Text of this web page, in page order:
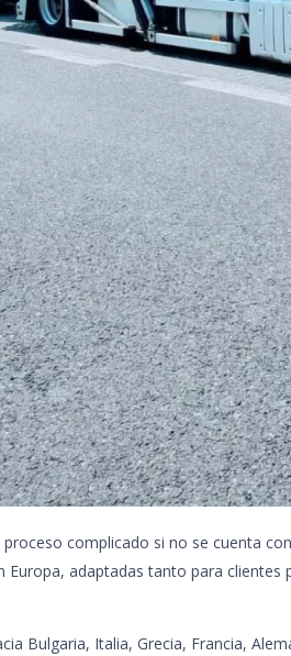
complicado si no se cuenta
adaptadas tanto para
Bulgaria, Italia, Grecia, Francia,